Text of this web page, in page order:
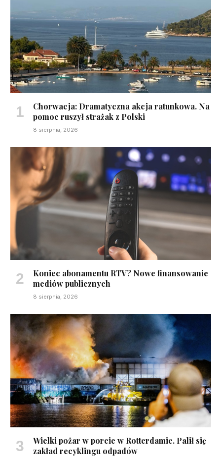
Chorwacja: Dramatyczna akcja ratunkowa. Na
pomoc ruszył strażak z Polski
8 sierpnia, 2026
Koniec abonamentu RTV? Nowe finansowanie
mediów publicznych
8 sierpnia, 2026
Wielki pożar w porcie w Rotterdamie. Palił się
zakład recyklingu odpadów